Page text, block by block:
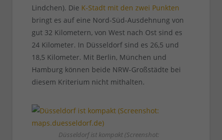
Lindchen). Die K-Stadt mit den zwei Punkten
bringt es auf eine Nord-Süd-Ausdehnung von
gut 32 Kilometern, von West nach Ost sind es
24 Kilometer. In Düsseldorf sind es 26,5 und
18,5 Kilometer. Mit Berlin, München und
Hamburg können beide NRW-Großstädte bei
diesem Kriterium nicht mithalten.
Düsseldorf ist kompakt (Screenshot: